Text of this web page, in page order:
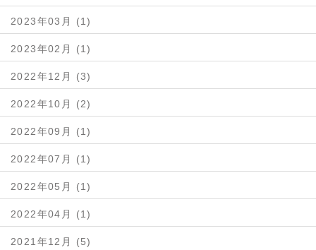
2023年03月 (1)
2023年02月 (1)
2022年12月 (3)
2022年10月 (2)
2022年09月 (1)
2022年07月 (1)
2022年05月 (1)
2022年04月 (1)
2021年12月 (5)